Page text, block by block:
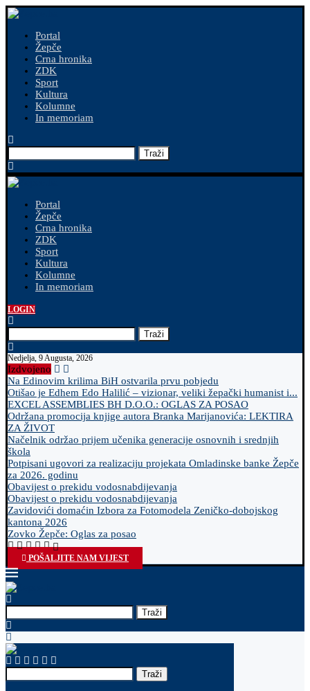
Portal
Žepče
Crna hronika
ZDK
Sport
Kultura
Kolumne
In memoriam
Traži
Portal
Žepče
Crna hronika
ZDK
Sport
Kultura
Kolumne
In memoriam
LOGIN
Traži
Nedjelja, 9 Augusta, 2026
Izdvojeno
Na Edinovim krilima BiH ostvarila prvu pobjedu
Otišao je Edhem Edo Halilić – vizionar, veliki žepački humanist i...
EXCEL ASSEMBLIES BH D.O.O.: OGLAS ZA POSAO
Održana promocija knjige autora Branka Marijanovića: LEKTIRA
ZA ŽIVOT
Načelnik održao prijem učenika generacije osnovnih i srednjih
škola
Potpisani ugovori za realizaciju projekata Omladinske banke Žepče
za 2026. godinu
Obavijest o prekidu vodosnabdijevanja
Obavijest o prekidu vodosnabdijevanja
Zavidovići domaćin Izbora za Fotomodela Zeničko-dobojskog
kantona 2026
Zovko Žepče: Oglas za posao
POŠALJITE NAM VIJEST
Traži
Traži